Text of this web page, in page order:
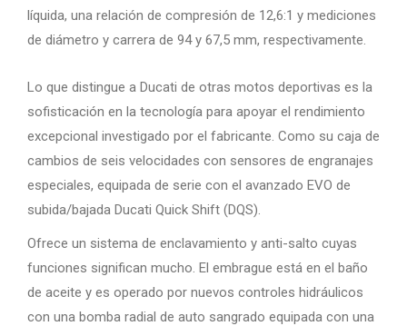
líquida, una relación de compresión de 12,6:1 y mediciones
de diámetro y carrera de 94 y 67,5 mm, respectivamente.
Lo que distingue a Ducati de otras motos deportivas es la
sofisticación en la tecnología para apoyar el rendimiento
excepcional investigado por el fabricante. Como su caja de
cambios de seis velocidades con sensores de engranajes
especiales, equipada de serie con el avanzado EVO de
subida/bajada Ducati Quick Shift (DQS).
Ofrece un sistema de enclavamiento y anti-salto cuyas
funciones significan mucho. El embrague está en el baño
de aceite y es operado por nuevos controles hidráulicos
con una bomba radial de auto sangrado equipada con una